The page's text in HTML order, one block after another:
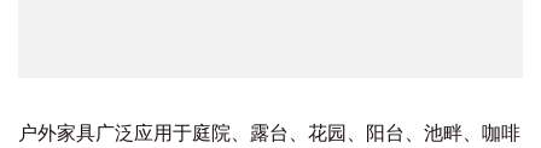
户外家具广泛应用于庭院、露台、花园、阳台、池畔、咖啡